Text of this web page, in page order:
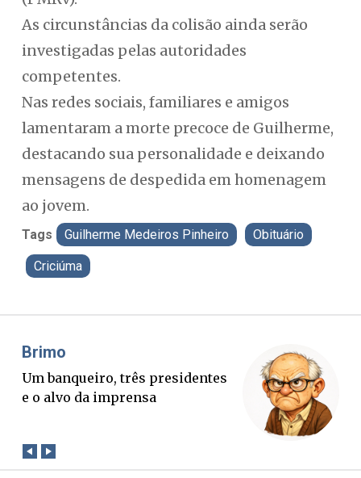
As circunstâncias da colisão ainda serão
investigadas pelas autoridades
competentes.
Nas redes sociais, familiares e amigos
lamentaram a morte precoce de Guilherme,
destacando sua personalidade e deixando
mensagens de despedida em homenagem
ao jovem.
Tags Guilherme Medeiros Pinheiro Obituário
Criciúma
Misael Elias
O Boato corre mais rápido que a
verdade. Mas quem paga a